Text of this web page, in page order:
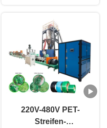
220V-480V PET-
Streifen-